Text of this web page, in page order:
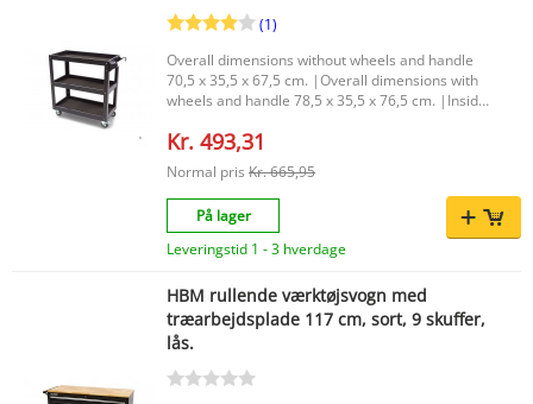
(1)
Overall dimensions without wheels and handle
70,5 x 35,5 x 67,5 cm. |Overall dimensions with
wheels and handle 78,5 x 35,5 x 76,5 cm. |Inside
distance between the floors 31 cm. |Dimensions
Kr. 493,31
Normal pris Kr. 665,95
På lager
Leveringstid 1 - 3 hverdage
HBM rullende værktøjsvogn med
træarbejdsplade 117 cm, sort, 9 skuffer,
lås.